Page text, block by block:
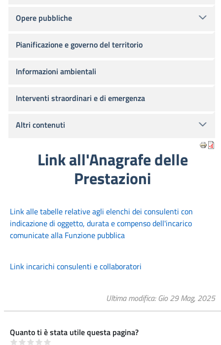
Opere pubbliche
Pianificazione e governo del territorio
Informazioni ambientali
Interventi straordinari e di emergenza
Altri contenuti
Link all'Anagrafe delle
Prestazioni
Link alle tabelle relative agli elenchi dei consulenti con
indicazione di oggetto, durata e compenso dell'incarico
comunicate alla Funzione pubblica
Link incarichi consulenti e collaboratori
Ultima modifica Gio 29 Mag, 2025
Quanto ti è stata utile questa pagina?